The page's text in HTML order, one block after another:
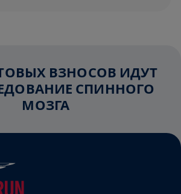
ВЗНОСОВ ИДУТ
СПИННОГО
МОЗГА